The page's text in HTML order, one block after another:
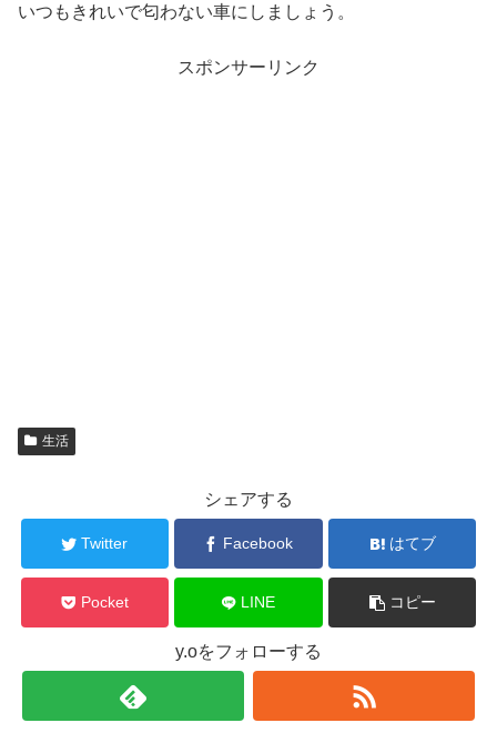
いつもきれいで匂わない車にしましょう。
スポンサーリンク
生活
シェアする
Twitter Facebook はてブ
Pocket LINE コピー
y.oをフォローする